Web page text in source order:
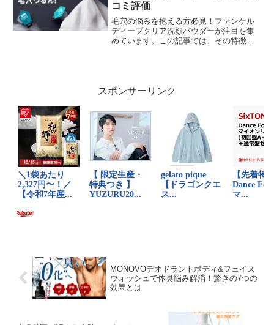
コミ評価
毛穴の悩みを抱える方必見！ファンケル
ディープクリア洗顔パウダーが注目を集
めています。この記事では、その特徴と
スポンサーリンク
MONOVOデオドラントボディ&フェイス
ウォッシュで体臭悩み解消！驚きの7つの
効果とは